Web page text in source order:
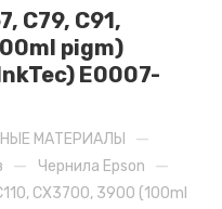
C79, C91,
pigm)
E0007-
МАТЕРИАЛЫ —
— Чернила Epson —
CX3700, 3900 (100ml